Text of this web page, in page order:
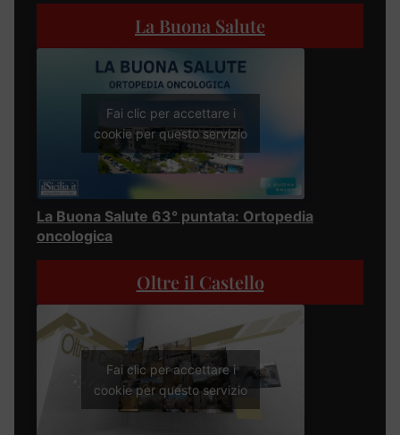
La Buona Salute
Fai clic per accettare i
cookie per questo servizio
La Buona Salute 63° puntata: Ortopedia
oncologica
Oltre il Castello
Fai clic per accettare i
cookie per questo servizio